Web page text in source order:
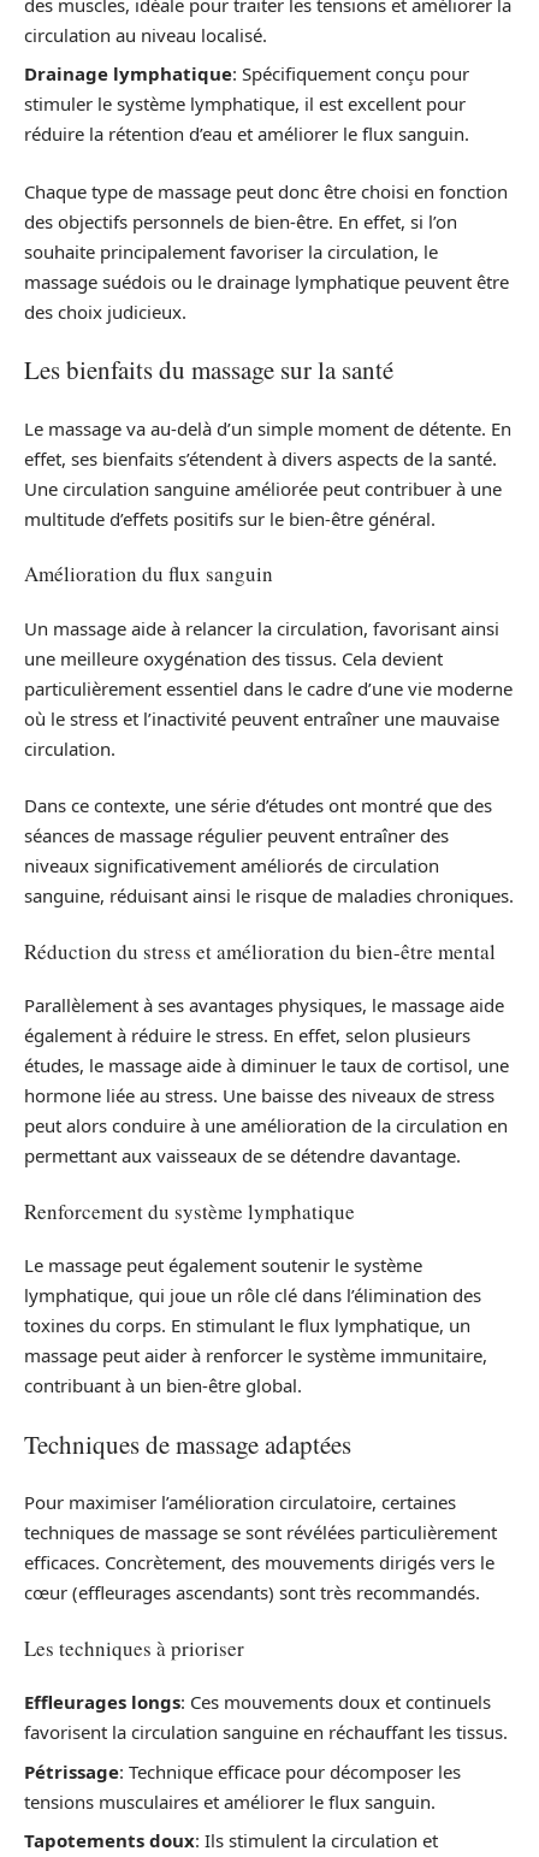
circulation au niveau localisé.
Drainage lymphatique: Spécifiquement conçu pour
stimuler le système lymphatique, il est excellent pour
réduire la rétention d’eau et améliorer le flux sanguin.
Chaque type de massage peut donc être choisi en fonction
des objectifs personnels de bien-être. En effet, si l’on
souhaite principalement favoriser la circulation, le
massage suédois ou le drainage lymphatique peuvent être
des choix judicieux.
Les bienfaits du massage sur la santé
Le massage va au-delà d’un simple moment de détente. En
effet, ses bienfaits s’étendent à divers aspects de la santé.
Une circulation sanguine améliorée peut contribuer à une
multitude d’effets positifs sur le bien-être général.
Amélioration du flux sanguin
Un massage aide à relancer la circulation, favorisant ainsi
une meilleure oxygénation des tissus. Cela devient
particulièrement essentiel dans le cadre d’une vie moderne
où le stress et l’inactivité peuvent entraîner une mauvaise
circulation.
Dans ce contexte, une série d’études ont montré que des
séances de massage régulier peuvent entraîner des
niveaux significativement améliorés de circulation
sanguine, réduisant ainsi le risque de maladies chroniques.
Réduction du stress et amélioration du bien-être mental
Parallèlement à ses avantages physiques, le massage aide
également à réduire le stress. En effet, selon plusieurs
études, le massage aide à diminuer le taux de cortisol, une
hormone liée au stress. Une baisse des niveaux de stress
peut alors conduire à une amélioration de la circulation en
permettant aux vaisseaux de se détendre davantage.
Renforcement du système lymphatique
Le massage peut également soutenir le système
lymphatique, qui joue un rôle clé dans l’élimination des
toxines du corps. En stimulant le flux lymphatique, un
massage peut aider à renforcer le système immunitaire,
contribuant à un bien-être global.
Techniques de massage adaptées
Pour maximiser l’amélioration circulatoire, certaines
techniques de massage se sont révélées particulièrement
efficaces. Concrètement, des mouvements dirigés vers le
cœur (effleurages ascendants) sont très recommandés.
Les techniques à prioriser
Effleurages longs: Ces mouvements doux et continuels
favorisent la circulation sanguine en réchauffant les tissus.
Pétrissage: Technique efficace pour décomposer les
tensions musculaires et améliorer le flux sanguin.
Tapotements doux: Ils stimulent la circulation et